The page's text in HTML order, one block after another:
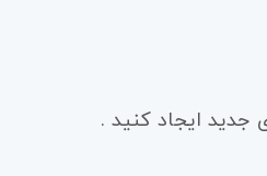
جدید ایجاد کنید .